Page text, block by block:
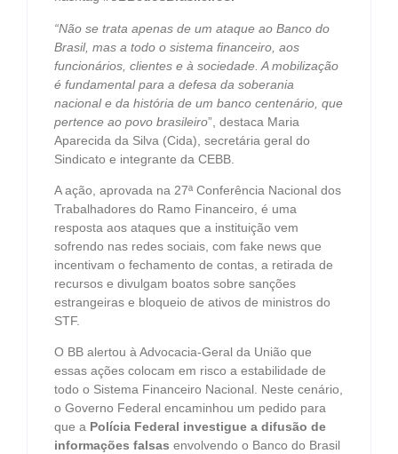
“Não se trata apenas de um ataque ao Banco do
Brasil, mas a todo o sistema financeiro, aos
funcionários, clientes e à sociedade. A mobilização
é fundamental para a defesa da soberania
nacional e da história de um banco centenário, que
pertence ao povo brasileiro”, destaca Maria
Aparecida da Silva (Cida), secretária geral do
Sindicato e integrante da CEBB.
A ação, aprovada na 27ª Conferência Nacional dos
Trabalhadores do Ramo Financeiro, é uma
resposta aos ataques que a instituição vem
sofrendo nas redes sociais, com fake news que
incentivam o fechamento de contas, a retirada de
recursos e divulgam boatos sobre sanções
estrangeiras e bloqueio de ativos de ministros do
STF.
O BB alertou à Advocacia-Geral da União que
essas ações colocam em risco a estabilidade de
todo o Sistema Financeiro Nacional. Neste cenário,
o Governo Federal encaminhou um pedido para
que a Polícia Federal investigue a difusão de
informações falsas envolvendo o Banco do Brasil